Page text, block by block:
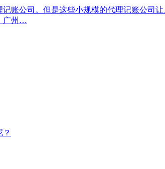
账公司。但是这些小规模的代理记账公司
广州…